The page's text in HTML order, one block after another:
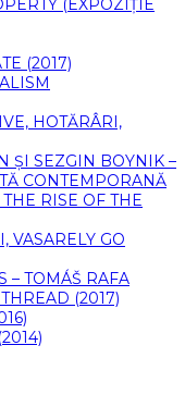
(EXPOZIȚIE
(2017)
HOTĂRÂRI,
ȘI SEZGIN BOYNIK –
CONTEMPORANĂ
RISE OF THE
VASARELY GO
– TOMÁŠ RAFA
(2017)